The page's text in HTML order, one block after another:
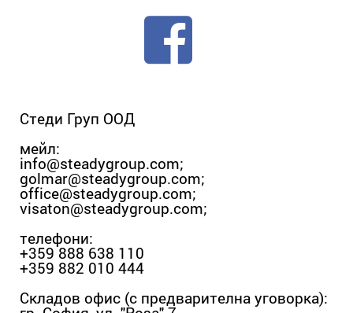
Стеди Груп ООД
мейл:
info@steadygroup.com;
golmar@steadygroup.com;
office@steadygroup.com;
visaton@steadygroup.com;
телефони:
+359 888 638 110
+359 882 010 444
Складов офис (с предварителна уговорка):